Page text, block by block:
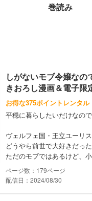
巻読み
しがないモブ令嬢な
きおろし漫画＆電子限
お得な375ポイントレンタル
平穏に暮らしたいだけなの
ヴェルフェ国・王立ユーリ
どうやら前世で大好きだっ
ただのモブではあるけど、
179
配信日：2024/08/30